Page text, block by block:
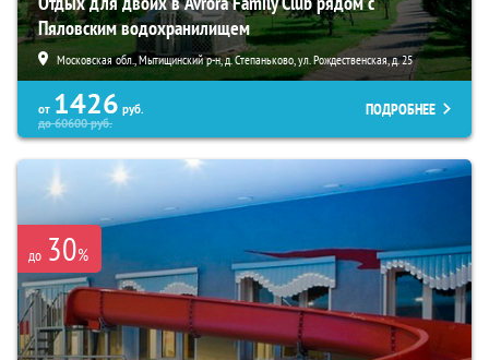
Пяловским водохранилищем
Московская обл., Мытищинский р-н, д. Степаньково, ул. Рождественская, д. 25
от 1426 руб.
до60600руб.
ПОДРОБНЕЕ
до 30%